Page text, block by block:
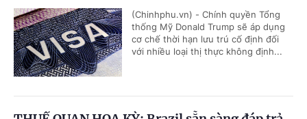
(Chinhphu.vn) - Chính quyền Tổng
thống Mỹ Donald Trump sẽ áp dụng
cơ chế thời hạn lưu trú cố định đối
với nhiều loại thị thực không định...